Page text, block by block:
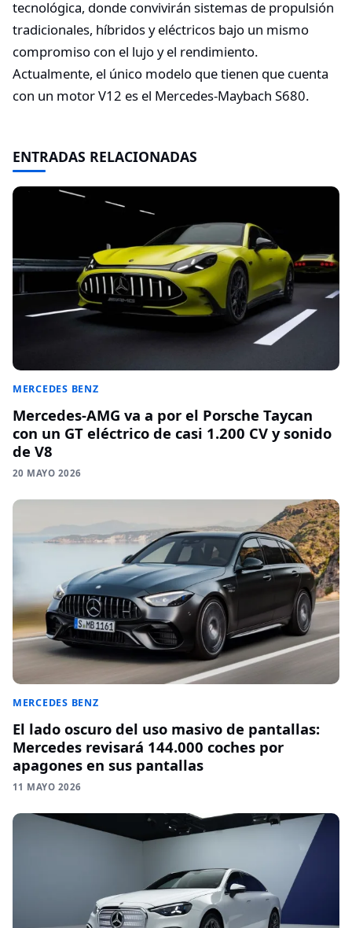
tecnológica, donde convivirán sistemas de propulsión
tradicionales, híbridos y eléctricos bajo un mismo
compromiso con el lujo y el rendimiento.
Actualmente, el único modelo que tienen que cuenta
con un motor V12 es el Mercedes-Maybach S680.
ENTRADAS RELACIONADAS
MERCEDES BENZ
Mercedes-AMG va a por el Porsche Taycan
con un GT eléctrico de casi 1.200 CV y sonido
de V8
20 MAYO 2026
MERCEDES BENZ
El lado oscuro del uso masivo de pantallas:
Mercedes revisará 144.000 coches por
apagones en sus pantallas
11 MAYO 2026